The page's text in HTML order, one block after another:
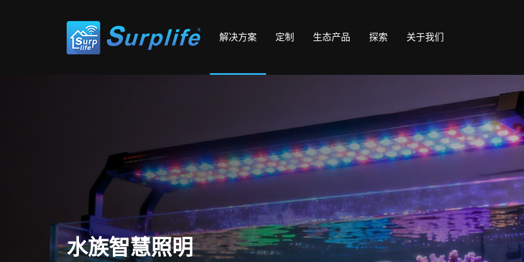
解决方案 定制 生态产品 探索 关于我们
水族智慧照明